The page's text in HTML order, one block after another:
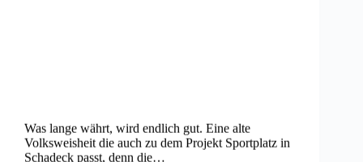
Was lange währt, wird endlich gut. Eine alte
Volksweisheit die auch zu dem Projekt Sportplatz in
Schadeck passt, denn die…